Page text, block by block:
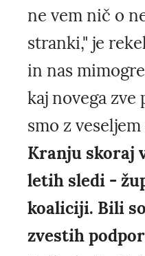
ne vem nič o
stranki," je
in nas
kaj novega zve
smo z
Kranju skoraj
letih sledi -
koaliciji. Bili
zvestih